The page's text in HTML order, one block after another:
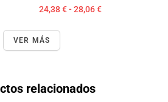
24,38 € - 28,06 €
VER MÁS
relacionados